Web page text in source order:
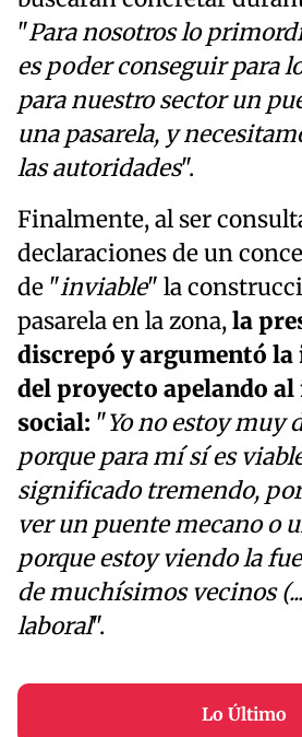
"Para nosotros lo
es poder conseguir para
para nuestro sector un
una pasarela, y
las autoridades".
Finalmente, al ser
declaraciones de un
de "inviable" la
pasarela en la zona,la
discrepó y argumentó
del proyecto apelando
social: "Yo no estoy muy
porque para mí sí es
significado tremendo,
ver un puente mecano o
porque estoy viendo la
de muchísimos vecinos
laboral".
Lo Último